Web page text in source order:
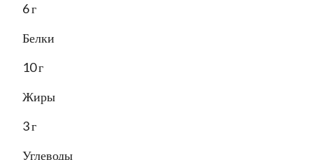
6 г
Белки
10 г
Жиры
3 г
Углеводы